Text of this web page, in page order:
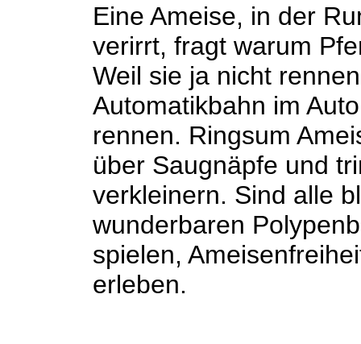
Eine Ameise, in der
verirrt, fragt warum
Weil sie ja nicht
Automatikbahn im
rennen. Ringsum
über Saugnäpfe und
verkleinern. Sind alle
wunderbaren
spielen,
erleben.